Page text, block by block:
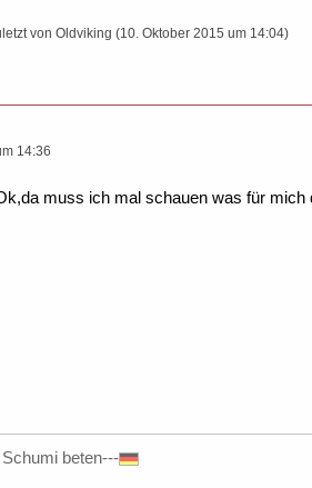
von Oldviking (10. Oktober 2015 um 14:04)
14:36
muss ich mal schauen was für mich
beten---